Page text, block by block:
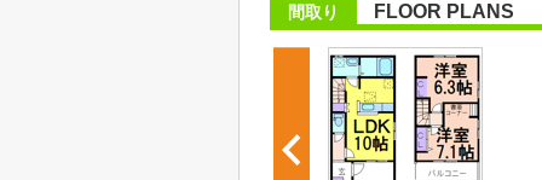
間取り FLOOR PLANS